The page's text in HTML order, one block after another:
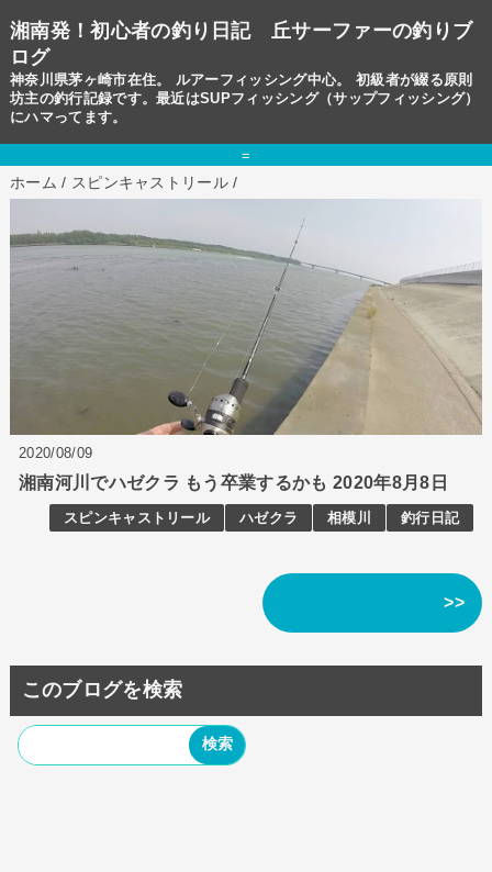
湘南発！初心者の釣り日記 丘サーファーの釣りブ
ログ
神奈川県茅ヶ崎市在住。 ルアーフィッシング中心。 初級者が綴る原則
坊主の釣行記録です。最近はSUPフィッシング（サップフィッシング）
にハマってます。
=
ホーム / スピンキャストリール /
2020/08/09
湘南河川でハゼクラ もう卒業するかも 2020年8月8日
スピンキャストリール ハゼクラ 相模川 釣行日記
>>
このブログを検索